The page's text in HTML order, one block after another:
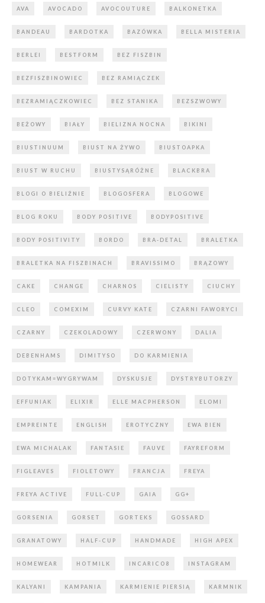
AVA AVOCADO AVOCOUTURE BALKONETKA
BANDEAU BARDOTKA BAZÓWKA BELLA MISTERIA
BERLEI BESTFORM BEZ FISZBIN
BEZFISZBINOWIEC BEZ RAMIĄCZEK
BEZRAMIĄCZKOWIEC BEZ STANIKA BEZSZWOWY
BEŻOWY BIAŁY BIELIZNA NOCNA BIKINI
BIUSTINUUM BIUST NA ŻYWO BIUSTOAPKA
BIUST W RUCHU BIUSTYSĄRÓŻNE BLACKBRA
BLOGI O BIELIŹNIE BLOGOSFERA BLOGOWE
BLOG ROKU BODY POSITIVE BODYPOSITIVE
BODY POSITIVITY BORDO BRA-DETAL BRALETKA
BRALETKA NA FISZBINACH BRAVISSIMO BRĄZOWY
CAKE CHANGE CHARNOS CIELISTY CIUCHY
CLEO COMEXIM CURVY KATE CZARNI FAWORYCI
CZARNY CZEKOLADOWY CZERWONY DALIA
DEBENHAMS DIMITYSO DO KARMIENIA
DOTYKAM=WYGRYWAM DYSKUSJE DYSTRYBUTORZY
EFFUNIAK ELIXIR ELLE MACPHERSON ELOMI
EMPREINTE ENGLISH EROTYCZNY EWA BIEN
EWA MICHALAK FANTASIE FAUVE FAYREFORM
FIGLEAVES FIOLETOWY FRANCJA FREYA
FREYA ACTIVE FULL-CUP GAIA GG+
GORSENIA GORSET GORTEKS GOSSARD
GRANATOWY HALF-CUP HANDMADE HIGH APEX
HOMEWEAR HOTMILK INCARICO8 INSTAGRAM
KALYANI KAMPANIA KARMIENIE PIERSIĄ KARMNIK